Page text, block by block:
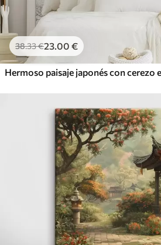
38.33€23.00 €